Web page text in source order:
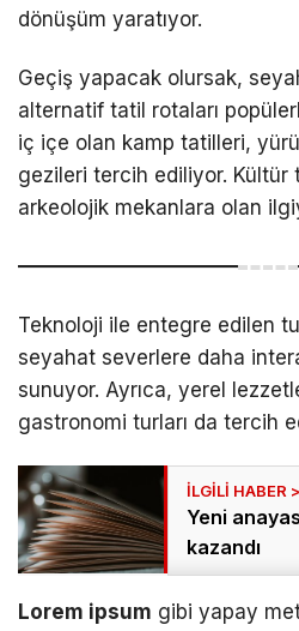
dönüşüm yaratıyor.
Geçiş yapacak olursak,
alternatif tatil rotaları
iç içe olan kamp tatilleri,
gezileri tercih ediliyor. Kültür
arkeolojik mekanlara olan
Teknoloji ile entegre edilen
seyahat severlere daha
sunuyor. Ayrıca, yerel
gastronomi turları da tercih
Yeni
kazandı
Lorem ipsum gibi yapay